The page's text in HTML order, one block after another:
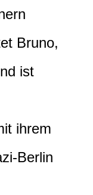
Bruno,
ist
ihrem
Berlin